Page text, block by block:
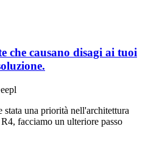
che causano disagi ai tuoi
una priorità nell'architettura
facciamo un ulteriore passo